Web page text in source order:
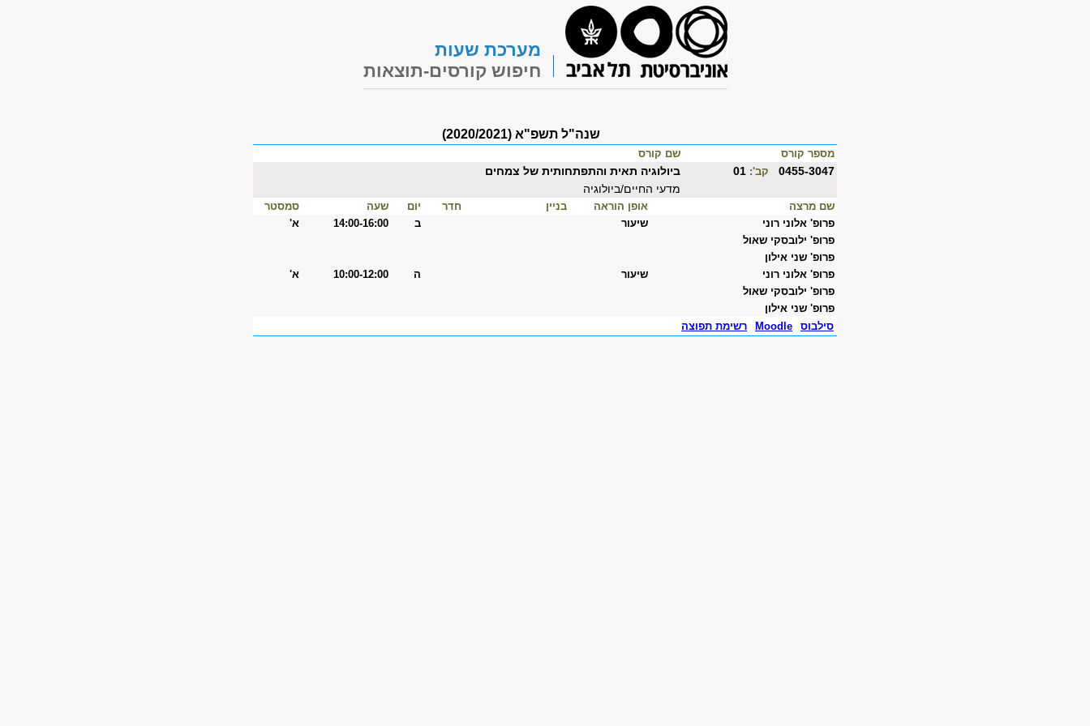
מערכת שעות
חיפוש קורסים-תוצאות
שנה"ל תשפ"א (2020/2021)
מספר קורס שם קורס
0455-3047 קב':
ביולוגיה תאית והתפתחותית של צמחים
מדעי החיים/ביולוגיה
שם מרצה אופן הוראה בניין חדר יום שעה
סמסטר
פרופ' אלוני רוני
שיעור ב 14:00-16:00
א'
פרופ' ילובסקי שאול
פרופ' שני אילון
פרופ' אלוני רוני
שיעור ה 10:00-12:00
א'
פרופ' ילובסקי שאול
פרופ' שני אילון
סילבוס
Moodle רשימת תפוצה